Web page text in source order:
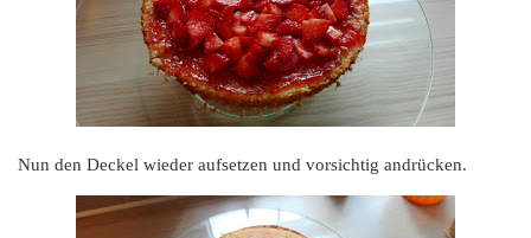
Nun den Deckel wieder aufsetzen und vorsichtig andrücken.